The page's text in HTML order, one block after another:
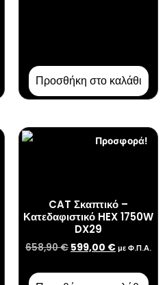
Προσθήκη στο καλάθι
Προσφορά!
CAT Σκαπτικό –
Κατεδαφιστικό HEX 1750W
DX29
658,90€ 599,00 €με Φ.Π.Α.